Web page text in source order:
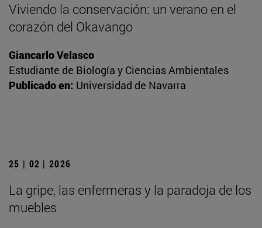
Viviendo la conservación: un verano en el
corazón del Okavango
Giancarlo Velasco
Estudiante de Biología y Ciencias Ambientales
Publicado en: Universidad de Navarra
25 | 02 | 2026
La gripe, las enfermeras y la paradoja de los
muebles